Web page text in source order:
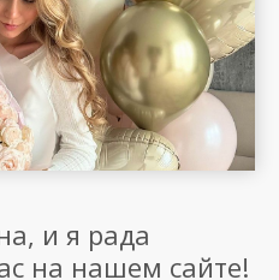
и я рада
на нашем сайте!